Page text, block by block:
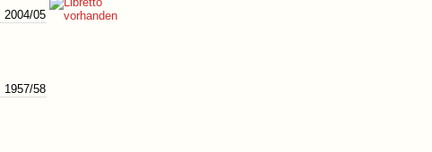
2004/05
1957/58